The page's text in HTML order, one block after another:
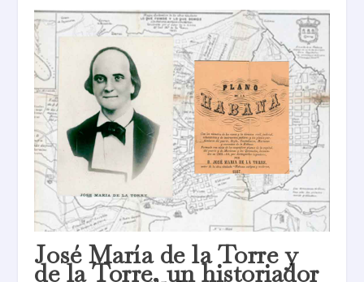
José María de la Torre y
de la Torre, un historiador